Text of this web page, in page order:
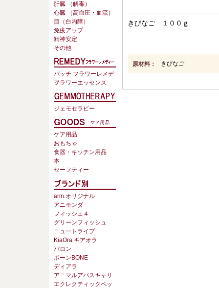
きびなご １００ｇ
原材料： きびなご
肝臓 （解毒）
心臓 （高血圧・血流）
目（白内障）
免疫アップ
精神安定
その他
バッチ フラワーレメデ
ィ
フラワーエッセンス
ジェモセラピー
ケア用品
おもちゃ
食器・キッチン用品
本
セーフティー
ann.オリジナル
アニモンダ
フィッシュ４
グリーンフィッシュ
ニュートライプ
KiaOra キアオラ
バロン
ボーンBONE
ディアラ
アニマルアパスキャリ
ー
エクレクティックペッ